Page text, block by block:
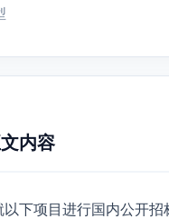
内容
以下项目进行国内公开招